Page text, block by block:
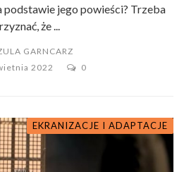
podstawie jego powieści? Trzeba
że ...
GARNCARZ
2022
0
EKRANIZACJE I ADAPTACJE